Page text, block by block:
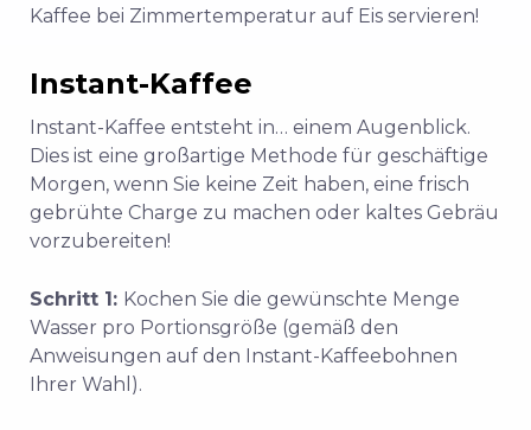
Kaffee bei Zimmertemperatur auf Eis servieren!
Instant-Kaffee
Instant-Kaffee entsteht in… einem Augenblick.
Dies ist eine großartige Methode für geschäftige
Morgen, wenn Sie keine Zeit haben, eine frisch
gebrühte Charge zu machen oder kaltes Gebräu
vorzubereiten!
Schritt 1: Kochen Sie die gewünschte Menge
Wasser pro Portionsgröße (gemäß den
Anweisungen auf den Instant-Kaffeebohnen
Ihrer Wahl).